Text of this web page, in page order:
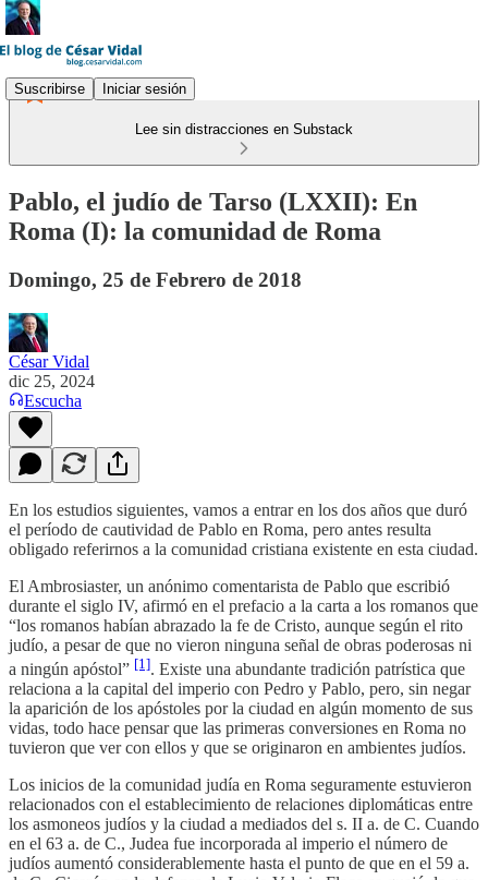
Suscribirse Iniciar sesión
Lee sin distracciones en Substack
Pablo, el judío de Tarso (LXXII): En
Roma (I): la comunidad de Roma
Domingo, 25 de Febrero de 2018
César Vidal
dic 25, 2024
Escucha
En los estudios siguientes, vamos a entrar en los dos años que duró
el período de cautividad de Pablo en Roma, pero antes resulta
obligado referirnos a la comunidad cristiana existente en esta ciudad.
El Ambrosiaster, un anónimo comentarista de Pablo que escribió
durante el siglo IV, afirmó en el prefacio a la carta a los romanos que
“los romanos habían abrazado la fe de Cristo, aunque según el rito
judío, a pesar de que no vieron ninguna señal de obras poderosas ni
a ningún apóstol” [1]. Existe una abundante tradición patrística que
relaciona a la capital del imperio con Pedro y Pablo, pero, sin negar
la aparición de los apóstoles por la ciudad en algún momento de sus
vidas, todo hace pensar que las primeras conversiones en Roma no
tuvieron que ver con ellos y que se originaron en ambientes judíos.
Los inicios de la comunidad judía en Roma seguramente estuvieron
relacionados con el establecimiento de relaciones diplomáticas entre
los asmoneos judíos y la ciudad a mediados del s. II a. de C. Cuando
en el 63 a. de C., Judea fue incorporada al imperio el número de
judíos aumentó considerablemente hasta el punto de que en el 59 a.